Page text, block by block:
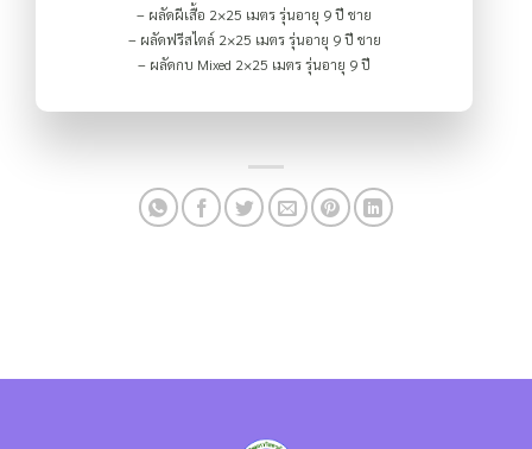
– ผลัดผีเสื้อ 2×25 เมตร รุ่นอายุ 9 ปี ชาย
– ผลัดฟรีสไตล์ 2×25 เมตร รุ่นอายุ 9 ปี ชาย
– ผลัดกบ Mixed 2×25 เมตร รุ่นอายุ 9 ปี